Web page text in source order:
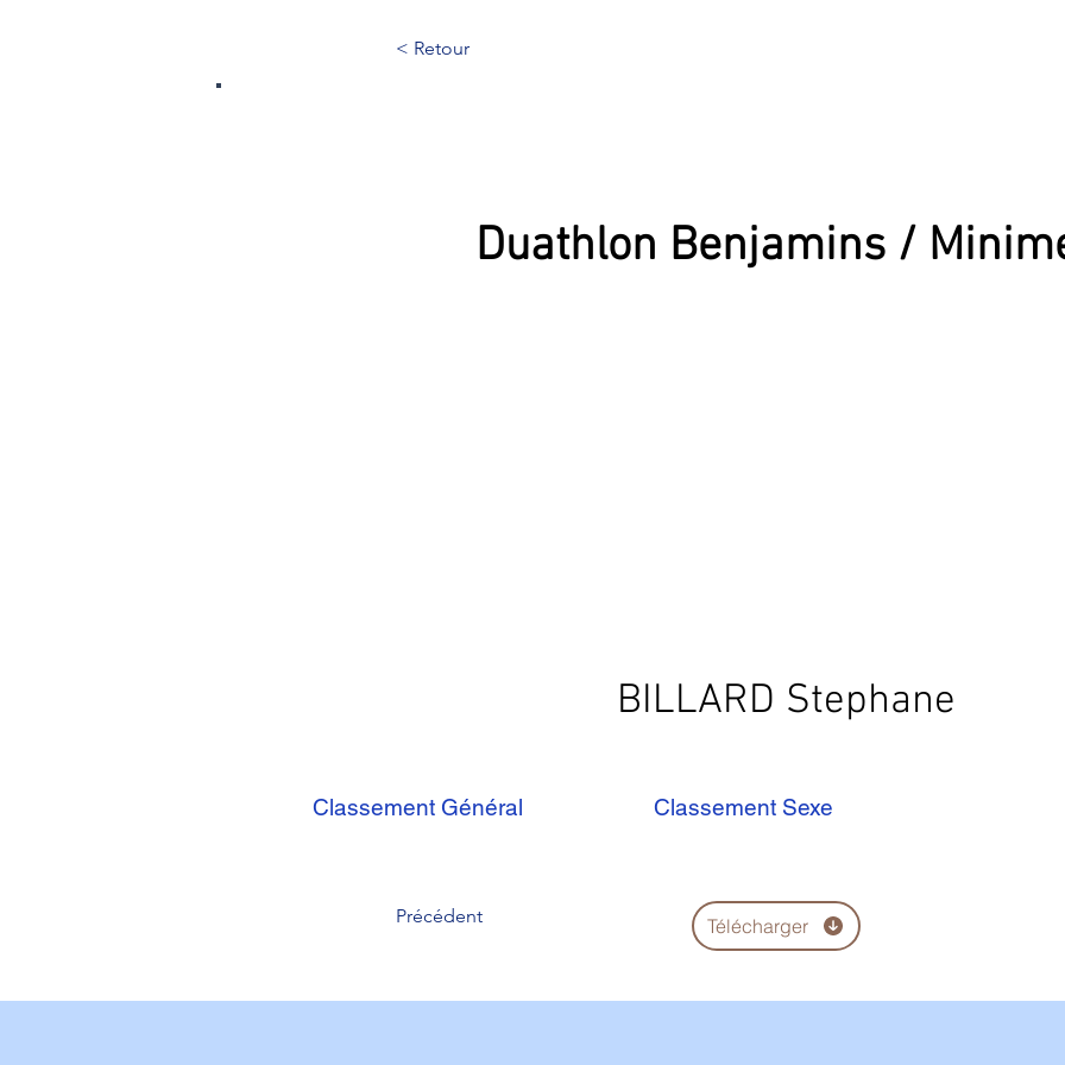
< Retour
BILLARD Stephane
Duathlon Benjamins /
Classement Général Classement Sexe
Précédent Télécharger